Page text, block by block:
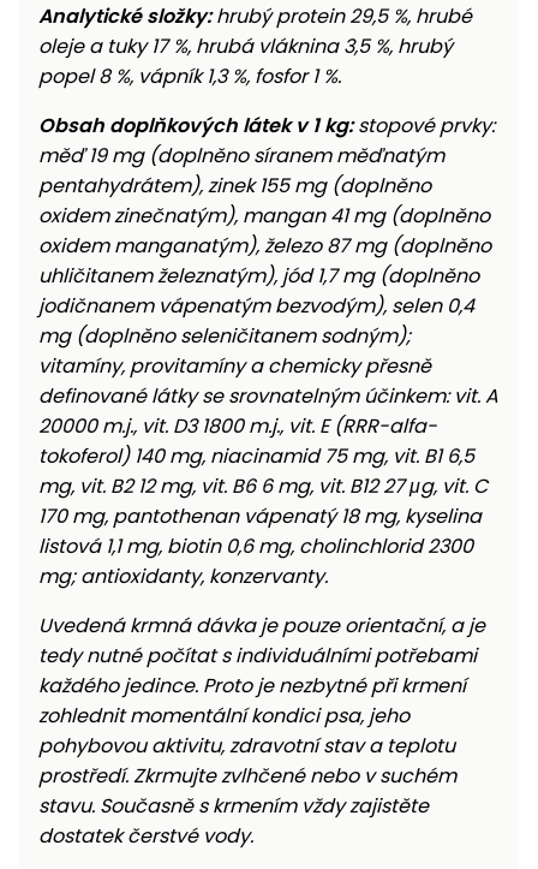
Analytické složky: hrubý protein 29,5 %, hrubé
oleje a tuky 17 %, hrubá vláknina 3,5 %, hrubý
popel 8 %, vápník 1,3 %, fosfor 1 %.
Obsah doplňkových látek v 1 kg: stopové prvky:
měď 19 mg (doplněno síranem měďnatým
pentahydrátem), zinek 155 mg (doplněno
oxidem zinečnatým), mangan 41 mg (doplněno
oxidem manganatým), železo 87 mg (doplněno
uhličitanem železnatým), jód 1,7 mg (doplněno
jodičnanem vápenatým bezvodým), selen 0,4
mg (doplněno seleničitanem sodným);
vitamíny, provitamíny a chemicky přesně
definované látky se srovnatelným účinkem: vit. A
20000 m.j., vit. D3 1800 m.j., vit. E (RRR-alfa-
tokoferol) 140 mg, niacinamid 75 mg, vit. B1 6,5
mg, vit. B2 12 mg, vit. B6 6 mg, vit. B12 27 μg, vit. C
170 mg, pantothenan vápenatý 18 mg, kyselina
listová 1,1 mg, biotin 0,6 mg, cholinchlorid 2300
mg; antioxidanty, konzervanty.
Uvedená krmná dávka je pouze orientační, a je
tedy nutné počítat s individuálními potřebami
každého jedince. Proto je nezbytné při krmení
zohlednit momentální kondici psa, jeho
pohybovou aktivitu, zdravotní stav a teplotu
prostředí. Zkrmujte zvlhčené nebo v suchém
stavu. Současně s krmením vždy zajistěte
dostatek čerstvé vody.